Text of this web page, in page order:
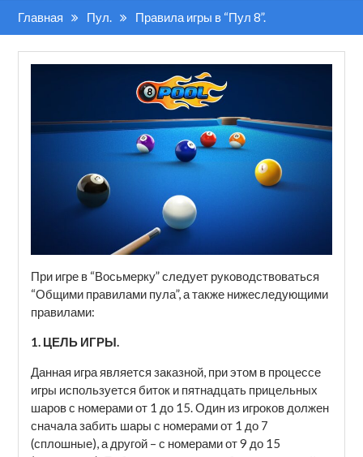
Главная Пул. Правила игры в “Пул 8”.
При игре в “Восьмерку” следует руководствоваться
“Общими правилами пула”, а также нижеследующими
правилами:
1. ЦЕЛЬ ИГРЫ.
Данная игра является заказной, при этом в процессе
игры используется биток и пятнадцать прицельных
шаров с номерами от 1 до 15. Один из игроков должен
сначала забить шары с номерами от 1 до 7
(сплошные), а другой – с номерами от 9 до 15